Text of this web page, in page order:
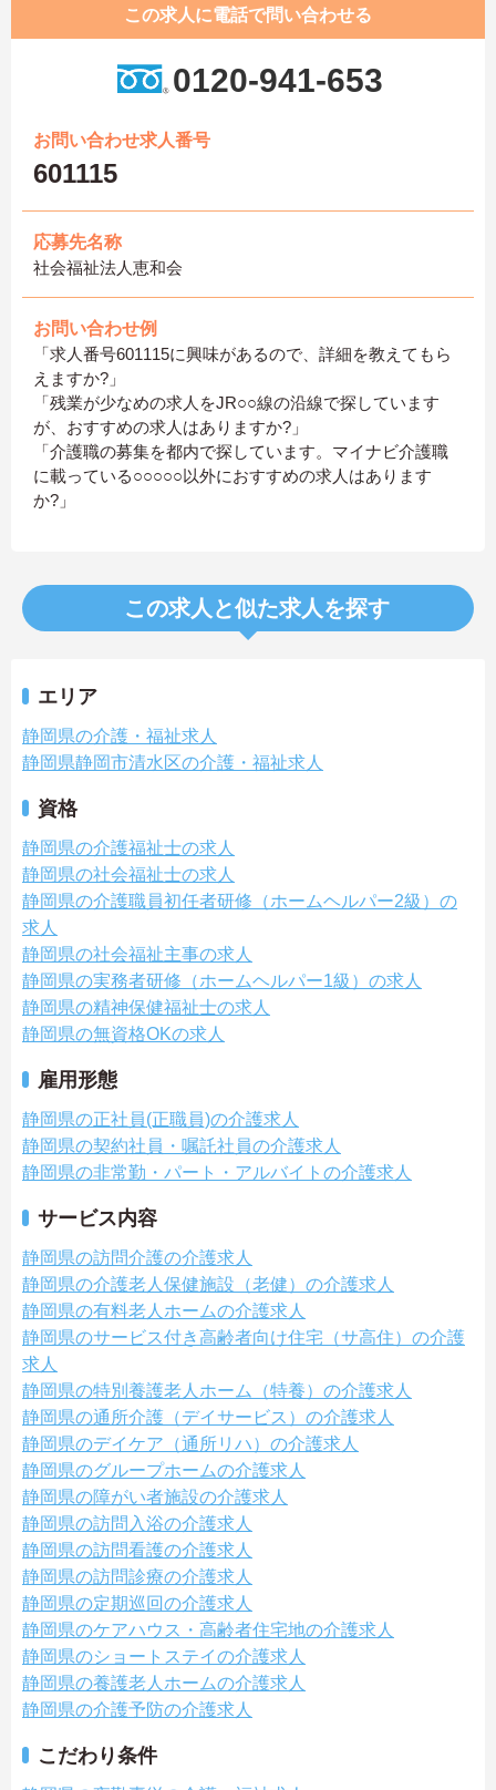
この求人に電話で問い合わせる
0120-941-653
お問い合わせ求人番号
601115
応募先名称
社会福祉法人恵和会
お問い合わせ例
「求人番号601115に興味があるので、詳細を教えてもら
えますか?」
「残業が少なめの求人をJR○○線の沿線で探しています
が、おすすめの求人はありますか?」
「介護職の募集を都内で探しています。マイナビ介護職
に載っている○○○○○以外におすすめの求人はあります
か?」
この求人と似た求人を探す
エリア
静岡県の介護・福祉求人
静岡県静岡市清水区の介護・福祉求人
資格
静岡県の介護福祉士の求人
静岡県の社会福祉士の求人
静岡県の介護職員初任者研修（ホームヘルパー2級）の
求人
静岡県の社会福祉主事の求人
静岡県の実務者研修（ホームヘルパー1級）の求人
静岡県の精神保健福祉士の求人
静岡県の無資格OKの求人
雇用形態
静岡県の正社員(正職員)の介護求人
静岡県の契約社員・嘱託社員の介護求人
静岡県の非常勤・パート・アルバイトの介護求人
サービス内容
静岡県の訪問介護の介護求人
静岡県の介護老人保健施設（老健）の介護求人
静岡県の有料老人ホームの介護求人
静岡県のサービス付き高齢者向け住宅（サ高住）の介護
求人
静岡県の特別養護老人ホーム（特養）の介護求人
静岡県の通所介護（デイサービス）の介護求人
静岡県のデイケア（通所リハ）の介護求人
静岡県のグループホームの介護求人
静岡県の障がい者施設の介護求人
静岡県の訪問入浴の介護求人
静岡県の訪問看護の介護求人
静岡県の訪問診療の介護求人
静岡県の定期巡回の介護求人
静岡県のケアハウス・高齢者住宅地の介護求人
静岡県のショートステイの介護求人
静岡県の養護老人ホームの介護求人
静岡県の介護予防の介護求人
こだわり条件